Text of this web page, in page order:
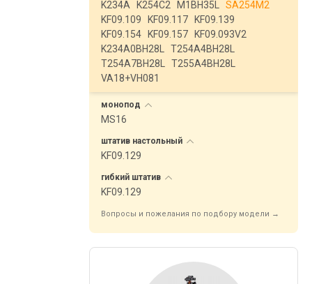
K234A K254C2 M1BH35L
SA254M2
KF09.109
KF09.117
KF09.139
KF09.154
KF09.157
KF09.093V2
K234A0BH28L
T254A4BH28L
T254A7BH28L
T255A4BH28L
VA18+VH081
монопод
MS16
штатив настольный
KF09.129
гибкий штатив
KF09.129
Вопросы и пожелания по подбору модели →